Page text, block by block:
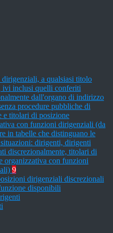
a qualsiasi titolo
ivi inclusi quelli conferiti
dall'organo di indirizzo
procedure pubbliche di
e titolari di posizione
con funzioni dirigenziali (da
in tabelle che distinguano le
dirigenti, dirigenti
discrezionalmente, titolari di
organizzativa con funzioni
9
dirigenziali discrezionali
disponibili